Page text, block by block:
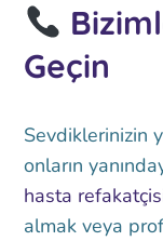
Geçin
Sevdiklerinizin
onların
hasta
almak veya